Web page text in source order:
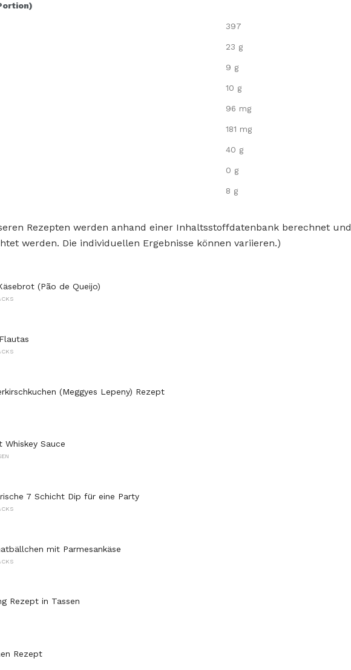
397
23 g
9 g
10 g
96 mg
181 mg
40 g
0 g
8 g
Rezepten werden anhand einer Inhaltsstoffdatenbank berechnet und
werden. Die individuellen Ergebnisse können variieren.)
(Pão de Queijo)
(Meggyes Lepeny) Rezept
Sauce
7 Schicht Dip für eine Party
mit Parmesankäse
Rezept in Tassen
Rezept